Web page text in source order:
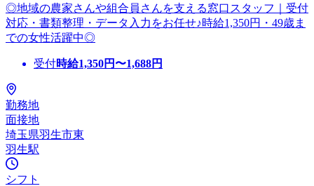
◎地域の農家さんや組合員さんを支える窓口スタッフ｜受付
対応・書類整理・データ入力をお任せ♪時給1,350円・49歳ま
での女性活躍中◎
受付時給1,350円〜1,688円
勤務地
面接地
埼玉県羽生市東
羽生駅
シフト